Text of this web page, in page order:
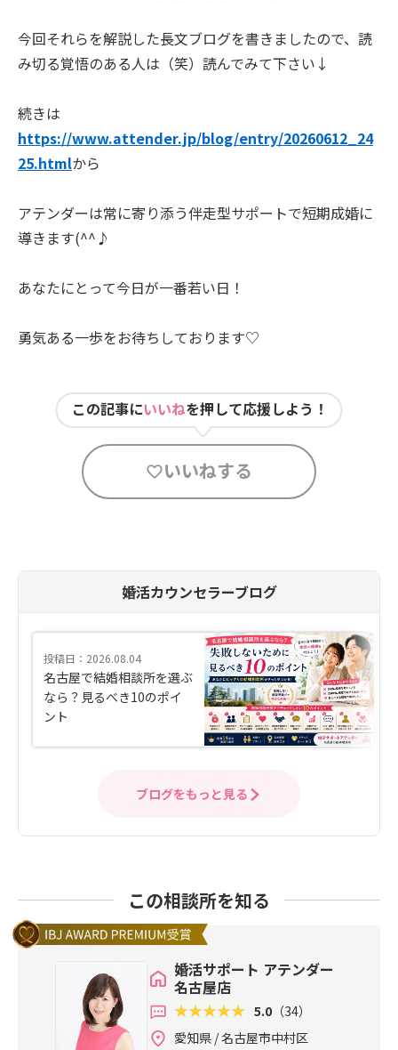
今回それらを解説した長文ブログを書きましたので、読
み切る覚悟のある人は（笑）読んでみて下さい↓
続きは
https://www.attender.jp/blog/entry/20260612_24
25.htmlから
アテンダーは常に寄り添う伴走型サポートで短期成婚に
導きます(^^♪
あなたにとって今日が一番若い日！
勇気ある一歩をお待ちしております♡
この記事にいいねを押して応援しよう！
いいねする
婚活カウンセラーブログ
投稿日：2026.08.04
名古屋で結婚相談所を選ぶ
なら？見るべき10のポイ
ント
ブログをもっと見る
この相談所を知る
婚活サポート アテンダー
名古屋店
5.0 （34）
愛知県 / 名古屋市中村区